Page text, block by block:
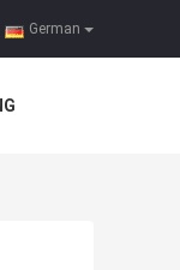
German